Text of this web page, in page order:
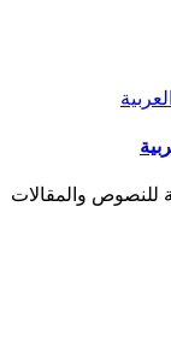
للنصوص والمقالات